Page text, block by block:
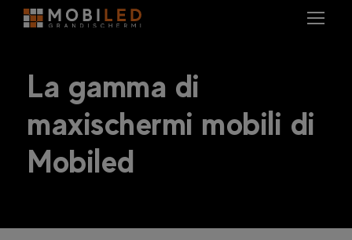
La gamma di
maxischermi mobili di
Mobiled